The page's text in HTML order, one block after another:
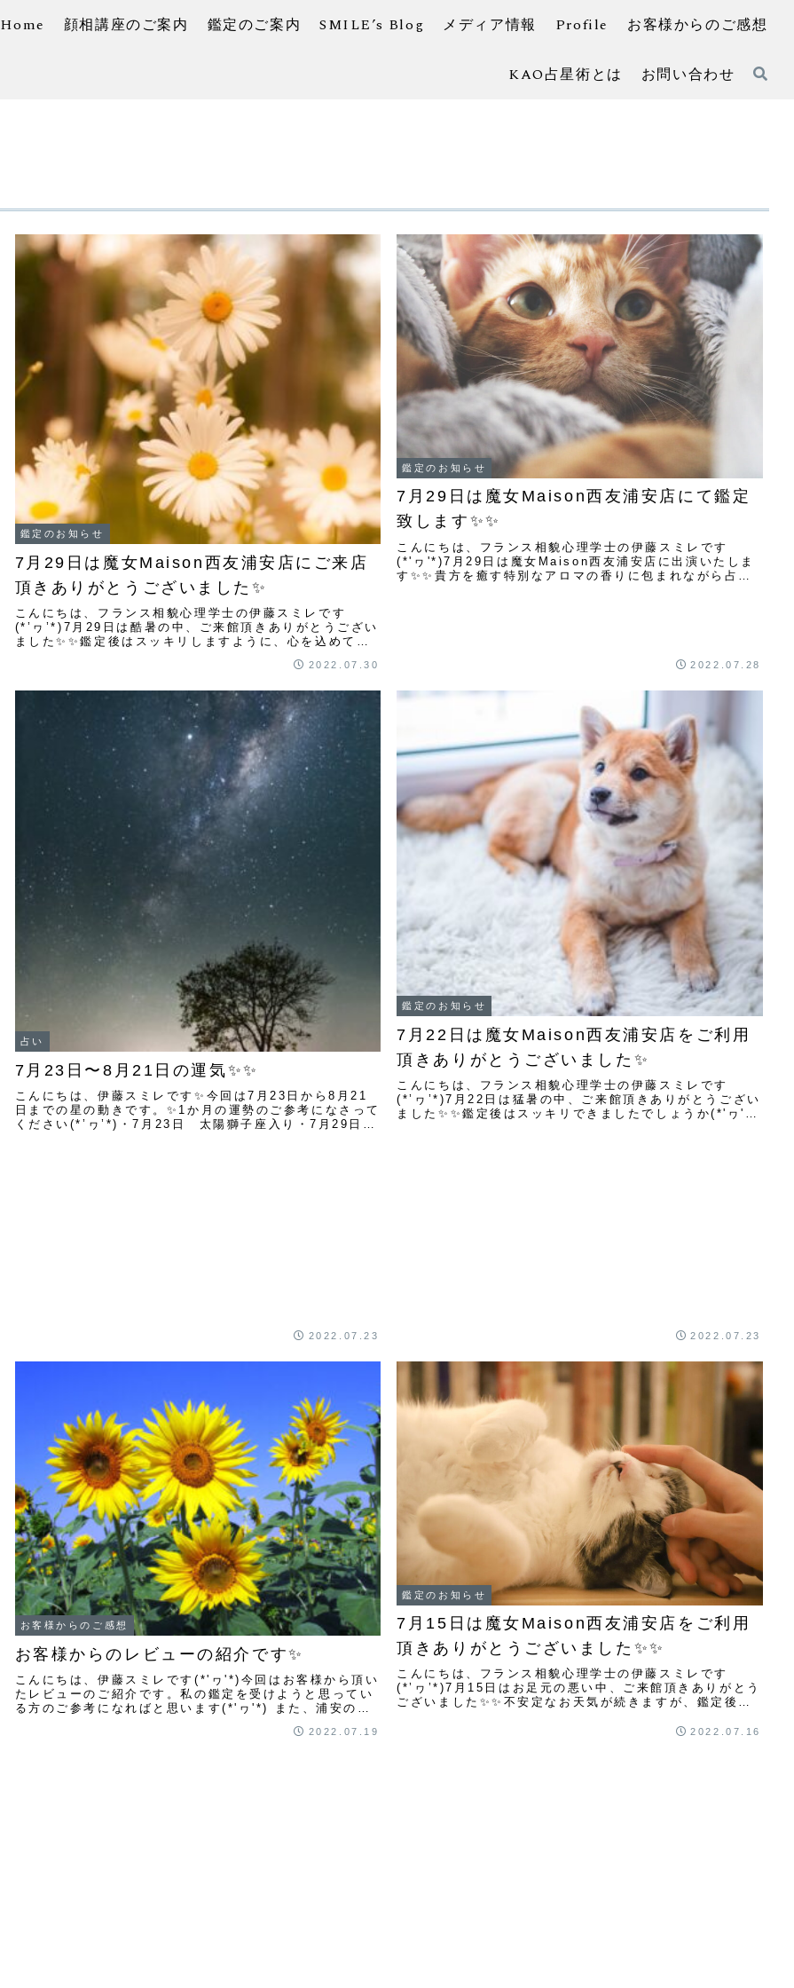
Home 顔相講座のご案内 鑑定のご案内 SMILE’s Blog メディア情報 Profile お客様からのご感想
KAO占星術とは お問い合わせ
鑑定のお知らせ
7月29日は魔女Maison西友浦安店にご来店
頂きありがとうございました✨
￼こんにちは、フランス相貌心理学士の伊藤スミレです
(*’ヮ’*)7月29日は酷暑の中、ご来館頂きありがとうござい
ました✨✨鑑定後はスッキリしますように、心を込めて占
2022.07.30
鑑定のお知らせ
7月29日は魔女Maison西友浦安店にて鑑定
致します✨✨
こんにちは、フランス相貌心理学士の伊藤スミレです
(*'ヮ'*)7月29日は魔女Maison西友浦安店に出演いたしま
す✨✨貴方を癒す特別なアロマの香りに包まれながら占い
2022.07.28
占い
7月23日〜8月21日の運気✨✨
こんにちは、伊藤スミレです✨今回は7月23日から8月21
日までの星の動きです。✨1か月の運勢のご参考になさって
ください(*’ヮ’*)・7月23日 太陽獅子座入り・7月29日
2022.07.23
鑑定のお知らせ
7月22日は魔女Maison西友浦安店をご利用
頂きありがとうございました✨
￼こんにちは、フランス相貌心理学士の伊藤スミレです
(*’ヮ’*)7月22日は猛暑の中、ご来館頂きありがとうござい
ました✨✨鑑定後はスッキリできましたでしょうか(*'ヮ'*)
2022.07.23
お客様からのご感想
お客様からのレビューの紹介です✨
こんにちは、伊藤スミレです(*'ヮ'*)今回はお客様から頂い
たレビューのご紹介です。私の鑑定を受けようと思ってい
る方のご参考になればと思います(*'ヮ'*) また、浦安の当
2022.07.19
鑑定のお知らせ
7月15日は魔女Maison西友浦安店をご利用
頂きありがとうございました✨✨
￼こんにちは、フランス相貌心理学士の伊藤スミレです
(*’ヮ’*)7月15日はお足元の悪い中、ご来館頂きありがとう
ございました✨✨不安定なお天気が続きますが、鑑定後は
2022.07.16